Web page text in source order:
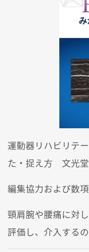
運動器リハビリテ
た・捉え方 文光堂
編集協力および数
頸肩腕や腰痛に対
評価し、介入する